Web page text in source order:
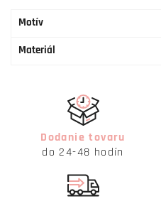
Motív
Materiál
Dodanie tovaru
do 24-48 hodín